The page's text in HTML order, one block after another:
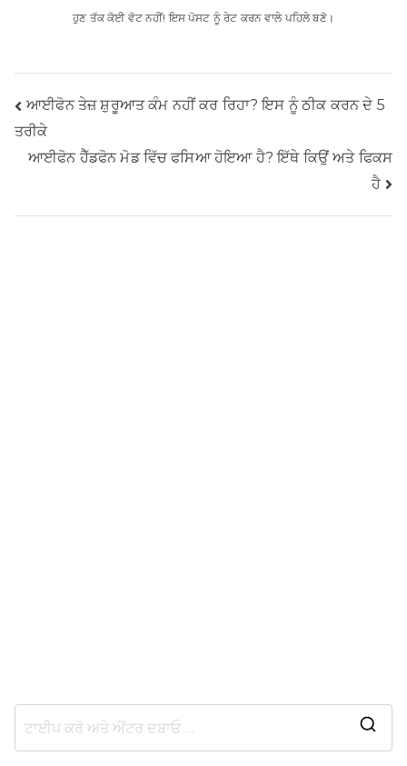
ਹੁਣ ਤੱਕ ਕੋਈ ਵੋਟ ਨਹੀਂ! ਇਸ ਪੋਸਟ ਨੂੰ ਰੇਟ ਕਰਨ ਵਾਲੇ ਪਹਿਲੇ ਬਣੋ।
ਪੋਸਟ
ਨੈਵੀਗੇਸ਼ਨ
ਆਈਫੋਨ ਤੇਜ਼ ਸ਼ੁਰੂਆਤ ਕੰਮ ਨਹੀਂ ਕਰ ਰਿਹਾ? ਇਸ ਨੂੰ ਠੀਕ ਕਰਨ ਦੇ 5
ਤਰੀਕੇ
ਆਈਫੋਨ ਹੈੱਡਫੋਨ ਮੋਡ ਵਿੱਚ ਫਸਿਆ ਹੋਇਆ ਹੈ? ਇੱਥੇ ਕਿਉਂ ਅਤੇ ਫਿਕਸ
ਹੈ